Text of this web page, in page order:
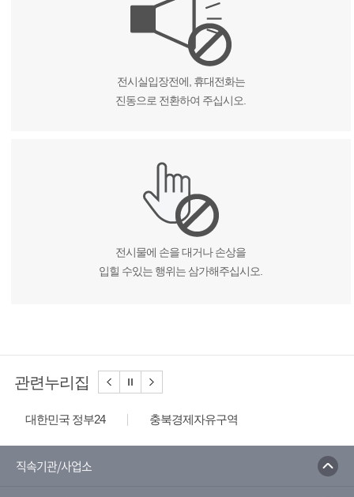
전시실입장전에, 휴대전화는
진동으로 전환하여 주십시오.
전시물에 손을 대거나 손상을
입힐 수있는 행위는 삼가해주십시오.
관련누리집
대한민국 정부24
충북경제자유구역
괴산노인복지관
직속기관/사업소